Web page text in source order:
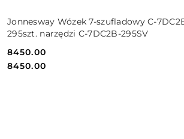
Jonnesway Wózek 7-szufladowy C-
295szt. narzędzi C-7DC2B-295SV
Cena:
8450.00
Cena:
8450.00